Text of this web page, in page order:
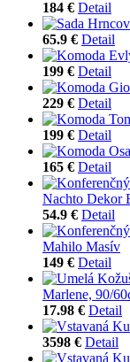
184 € Detail
65.9 € Detail
199 € Detail
229 € Detail
199 € Detail
165 € Detail
Nachto Dekor
54.9 € Detail
Mahilo Masív
149 € Detail
Marlene, 90/
17.98 € Detail
3598 € Detail